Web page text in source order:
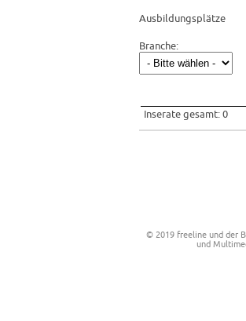
Ausbildungsplätze
Branche:
Inserate gesamt: 0
© 2019 freeline und der
und